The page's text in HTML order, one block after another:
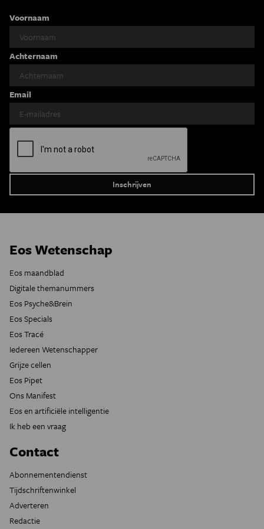
Voornaam
Achternaam
Email
Eos Wetenschap
Eos maandblad
Digitale themanummers
Eos Psyche&Brein
Eos Specials
Eos Tracé
Iedereen Wetenschapper
Grijze cellen
Eos Pipet
Ons Manifest
Eos en artificiële intelligentie
Ik heb een vraag
Contact
Abonnementendienst
Tijdschriftenwinkel
Adverteren
Redactie